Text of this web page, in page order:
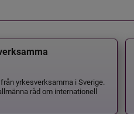
yrkesverksamma i Sverige.
råd om internationell